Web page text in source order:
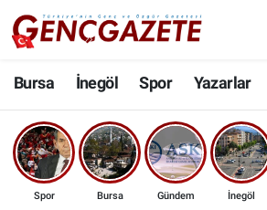
Bursa İnegöl Spor Yazarlar
Spor Bursa Gündem İnegöl
Bursa
İnegöl
3.SAYFA
Nöbetçi Eczaneler
Hava Durumu
Trafik Durumu